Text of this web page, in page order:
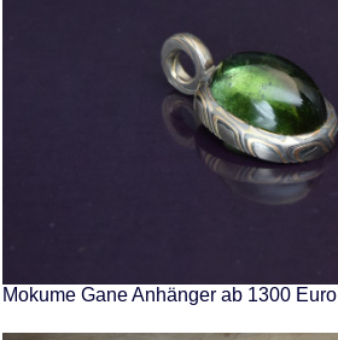
Mokume Gane Anhänger ab 1300 Euro